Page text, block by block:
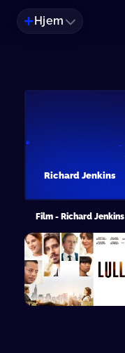
Hjem
Richard Jenkins
Film - Richard Jenkins